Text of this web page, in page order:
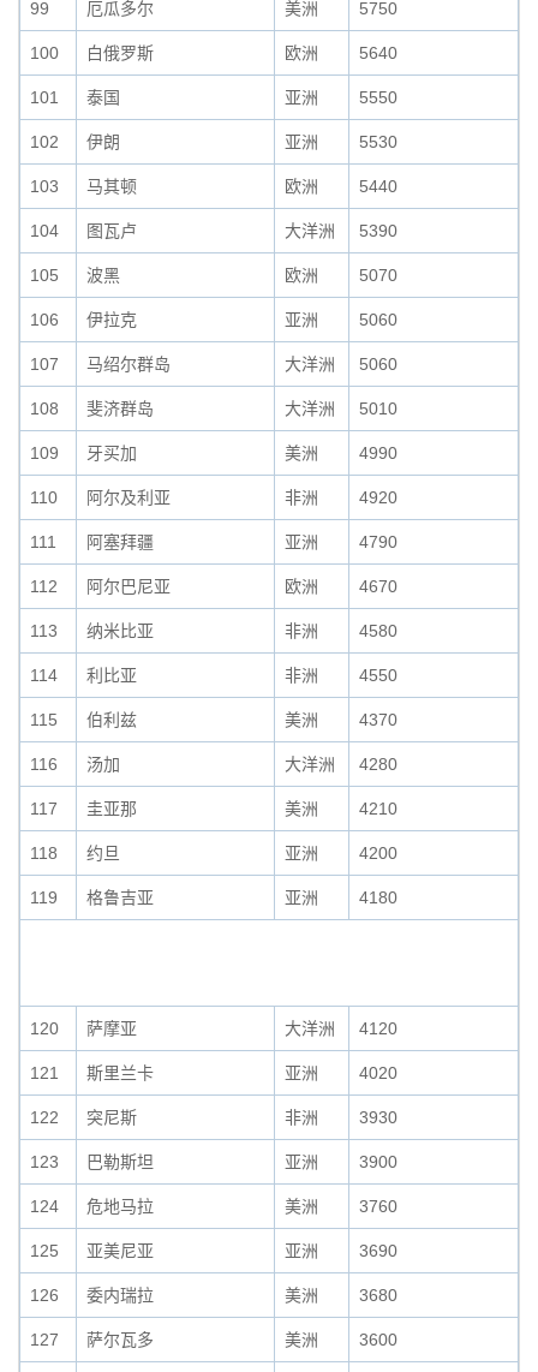
99 厄瓜多尔 美洲 5750
100 白俄罗斯 欧洲 5640
101 泰国 亚洲 5550
102 伊朗 亚洲 5530
103 马其顿 欧洲 5440
104 图瓦卢 大洋洲 5390
105 波黑 欧洲 5070
106 伊拉克 亚洲 5060
107 马绍尔群岛 大洋洲 5060
108 斐济群岛 大洋洲 5010
109 牙买加 美洲 4990
110 阿尔及利亚 非洲 4920
111 阿塞拜疆 亚洲 4790
112 阿尔巴尼亚 欧洲 4670
113 纳米比亚 非洲 4580
114 利比亚 非洲 4550
115 伯利兹 美洲 4370
116 汤加 大洋洲 4280
117 圭亚那 美洲 4210
118 约旦 亚洲 4200
119 格鲁吉亚 亚洲 4180
120 萨摩亚 大洋洲 4120
121 斯里兰卡 亚洲 4020
122 突尼斯 非洲 3930
123 巴勒斯坦 亚洲 3900
124 危地马拉 美洲 3760
125 亚美尼亚 亚洲 3690
126 委内瑞拉 美洲 3680
127 萨尔瓦多 美洲 3600